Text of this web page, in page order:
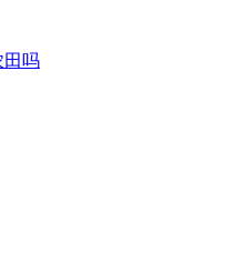
田吗